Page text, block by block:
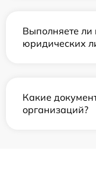
Выполняете ли
юридических
Какие
организаций?